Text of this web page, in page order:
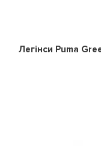
Легінси Puma